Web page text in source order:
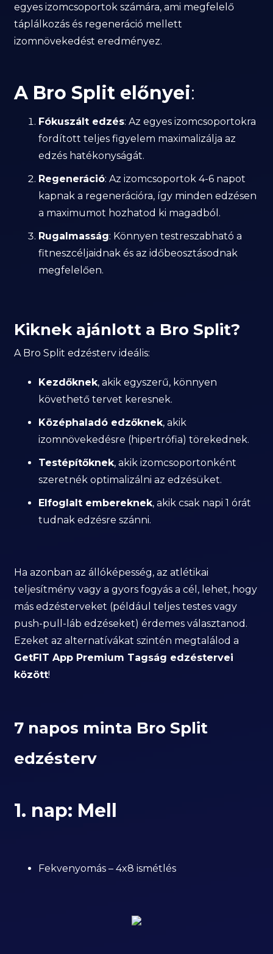
egyes izomcsoportok számára, ami megfelelő
táplálkozás és regeneráció mellett
izomnövekedést eredményez.
A Bro Split előnyei:
Fókuszált edzés: Az egyes izomcsoportokra
fordított teljes figyelem maximalizálja az
edzés hatékonyságát.
Regeneráció: Az izomcsoportok 4-6 napot
kapnak a regenerációra, így minden edzésen
a maximumot hozhatod ki magadból.
Rugalmasság: Könnyen testreszabható a
fitneszcéljaidnak és az időbeosztásodnak
megfelelően.
Kiknek ajánlott a Bro Split?
A Bro Split edzésterv ideális:
Kezdőknek, akik egyszerű, könnyen
követhető tervet keresnek.
Középhaladó edzőknek, akik
izomnövekedésre (hipertrófia) törekednek.
Testépítőknek, akik izomcsoportonként
szeretnék optimalizálni az edzésüket.
Elfoglalt embereknek, akik csak napi 1 órát
tudnak edzésre szánni.
Ha azonban az állóképesség, az atlétikai
teljesítmény vagy a gyors fogyás a cél, lehet, hogy
más edzésterveket (például teljes testes vagy
push-pull-láb edzéseket) érdemes választanod.
Ezeket az alternatívákat szintén megtalálod a
GetFIT App Premium Tagság edzéstervei
között!
7 napos minta Bro Split
edzésterv
1. nap: Mell
Fekvenyomás – 4x8 ismétlés